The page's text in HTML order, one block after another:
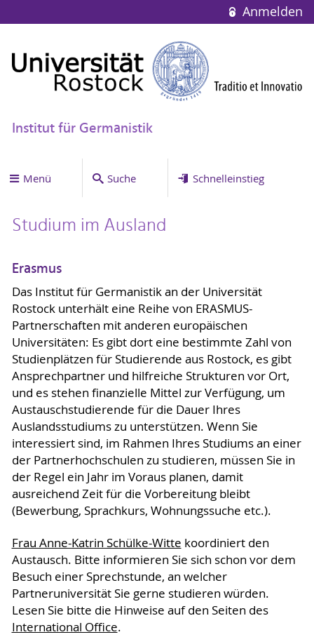
Anmelden
Institut für Germanistik
Menü Suche Schnelleinstieg
Studium im Ausland
Erasmus
Das Institut für Germanistik an der Universität
Rostock unterhält eine Reihe von ERASMUS-
Partnerschaften mit anderen europäischen
Universitäten: Es gibt dort eine bestimmte Zahl von
Studienplätzen für Studierende aus Rostock, es gibt
Ansprechpartner und hilfreiche Strukturen vor Ort,
und es stehen finanzielle Mittel zur Verfügung, um
Austauschstudierende für die Dauer Ihres
Auslandsstudiums zu unterstützen. Wenn Sie
interessiert sind, im Rahmen Ihres Studiums an einer
der Partnerhochschulen zu studieren, müssen Sie in
der Regel ein Jahr im Voraus planen, damit
ausreichend Zeit für die Vorbereitung bleibt
(Bewerbung, Sprachkurs, Wohnungssuche etc.).
Frau Anne-Katrin Schülke-Witte koordiniert den
Austausch. Bitte informieren Sie sich schon vor dem
Besuch einer Sprechstunde, an welcher
Partneruniversität Sie gerne studieren würden.
Lesen Sie bitte die Hinweise auf den Seiten des
International Office.